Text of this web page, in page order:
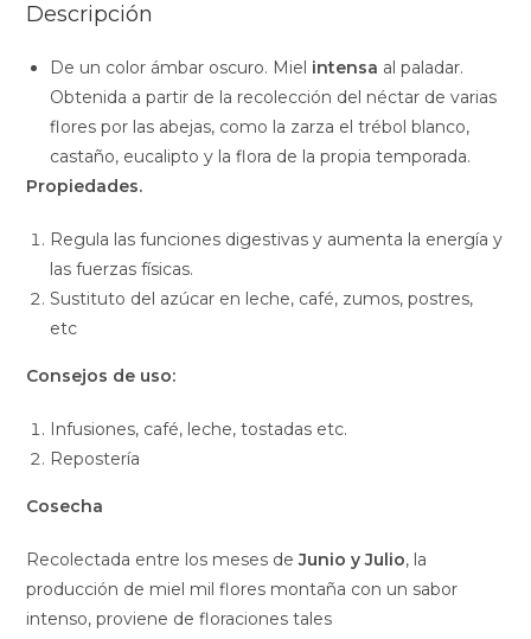
Descripción
De un color ámbar oscuro. Miel intensa al paladar.
Obtenida a partir de la recolección del néctar de varias
flores por las abejas, como la zarza el trébol blanco,
castaño, eucalipto y la flora de la propia temporada.
Propiedades.
Regula las funciones digestivas y aumenta la energía y
las fuerzas físicas.
Sustituto del azúcar en leche, café, zumos, postres,
etc
Consejos de uso:
Infusiones, café, leche, tostadas etc.
Repostería
Cosecha
Recolectada entre los meses deJunio y Julio, la
producción de miel mil flores montaña con un sabor
intenso, proviene de floraciones tales